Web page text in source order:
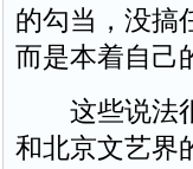
的勾当，没搞
而是本着自己
这些说法很
和北京文艺界